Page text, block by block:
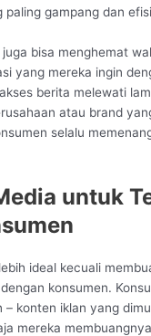
paling gampang dan
bisa menghemat
yang mereka ingin
berita melewati
atau brand
selalu
untuk
ideal kecuali
konsumen.
konten iklan yang
mereka